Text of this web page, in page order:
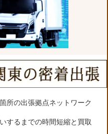
所の出張拠点ネットワーク
するまでの時間短縮と買取